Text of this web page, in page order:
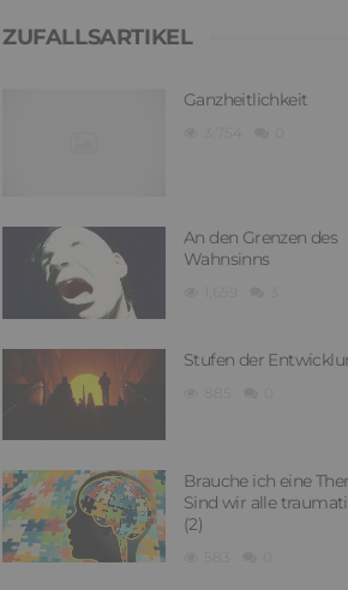
ZUFALLSARTIKEL
Ganzheitlichkeit
An den Grenzen des
Wahnsinns
Stufen der
Brauche ich eine
Sind wir alle
(2)